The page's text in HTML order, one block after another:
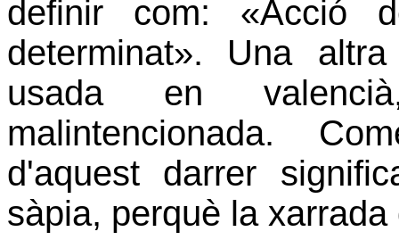
definir com: «Acció
determinat».
Una
usada en
malintencionada.
d'aquest darrer
sàpia, perquè la